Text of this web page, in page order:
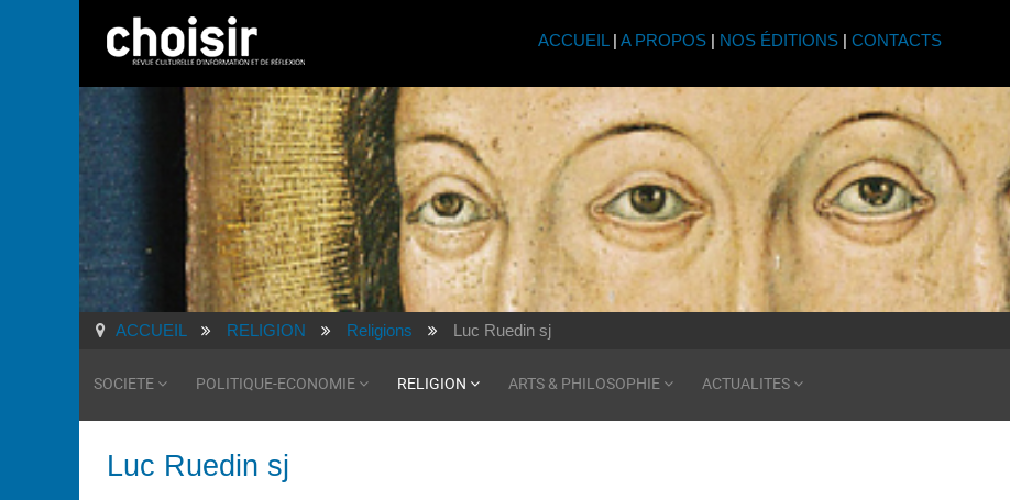
ACCUEIL | A PROPOS| NOS ÉDITIONS| CONTACTS
ACCUEIL RELIGION Religions Luc Ruedin sj
SOCIETE POLITIQUE-ECONOMIE RELIGION ARTS & PHILOSOPHIE ACTUALITES
Luc Ruedin sj